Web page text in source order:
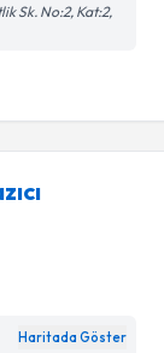
Sk. No:2, Kat:2,
Haritada Göster